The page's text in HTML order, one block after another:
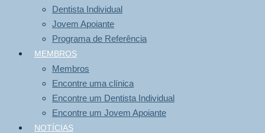
Dentista Individual
Jovem Apoiante
Programa de Referência
MEMBROS
Membros
Encontre uma clínica
Encontre um Dentista Individual
Encontre um Jovem Apoiante
NOTÍCIAS